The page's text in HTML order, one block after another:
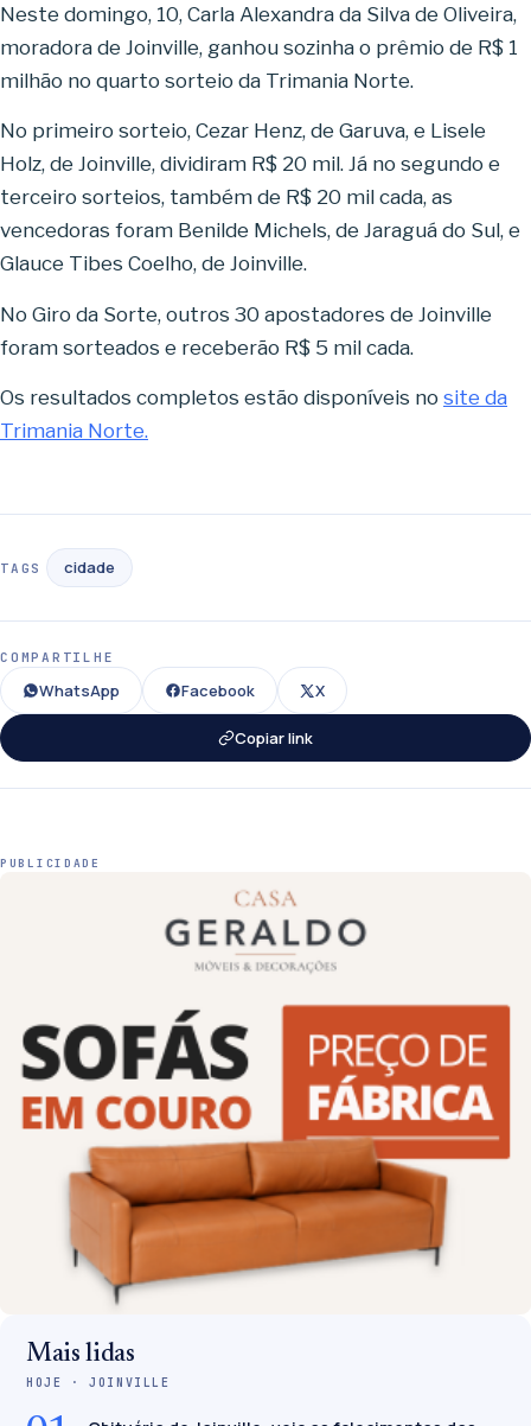
Neste domingo, 10, Carla Alexandra da Silva de Oliveira,
moradora de Joinville, ganhou sozinha o prêmio de R$ 1
milhão no quarto sorteio da Trimania Norte.
No primeiro sorteio, Cezar Henz, de Garuva, e Lisele
Holz, de Joinville, dividiram R$ 20 mil. Já no segundo e
terceiro sorteios, também de R$ 20 mil cada, as
vencedoras foram Benilde Michels, de Jaraguá do Sul, e
Glauce Tibes Coelho, de Joinville.
No Giro da Sorte, outros 30 apostadores de Joinville
foram sorteados e receberão R$ 5 mil cada.
Os resultados completos estão disponíveis no site da
Trimania Norte.
TAGS cidade
COMPARTILHE
WhatsApp Facebook X
Copiar link
PUBLICIDADE
Mais lidas
HOJE · JOINVILLE